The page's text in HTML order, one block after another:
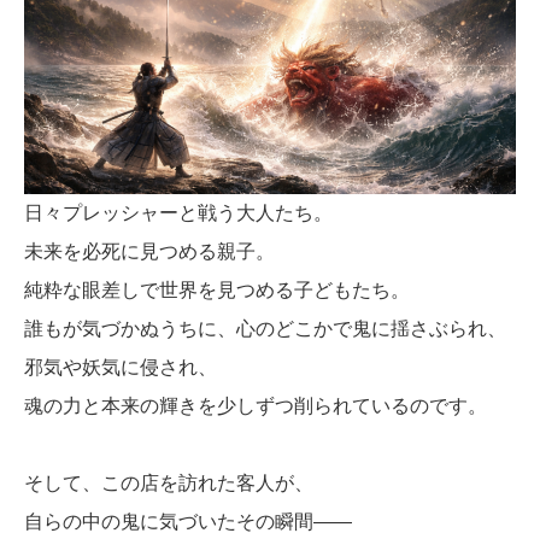
日々プレッシャーと戦う大人たち。
未来を必死に見つめる親子。
純粋な眼差しで世界を見つめる子どもたち。
誰もが気づかぬうちに、心のどこかで鬼に揺さぶられ、
邪気や妖気に侵され、
魂の力と本来の輝きを少しずつ削られているのです。
そして、この店を訪れた客人が、
自らの中の鬼に気づいたその瞬間――